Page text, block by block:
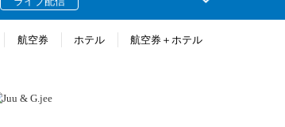
航空券 ホテル 航空券＋ホテル